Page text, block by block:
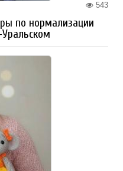
543
по нормализации